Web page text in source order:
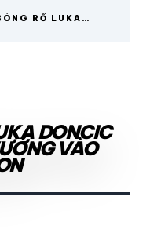
expand_more
RỔ LUKA
DONCIC
VÀO